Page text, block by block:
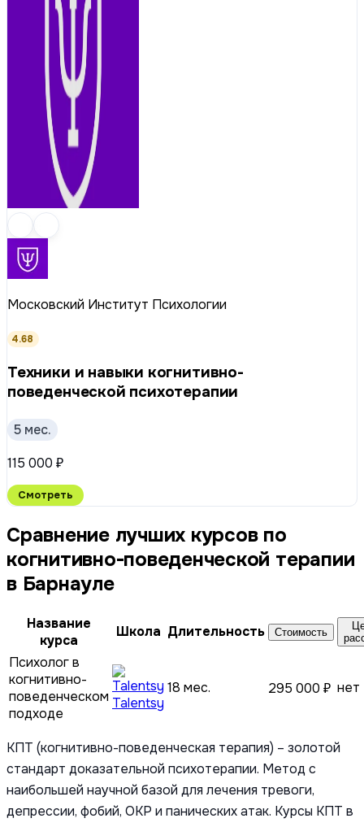
Московский Институт Психологии
4.68
Техники и навыки когнитивно-
поведенческой психотерапии
5 мес.
115 000 ₽
Смотреть
Сравнение лучших курсов по
когнитивно-поведенческой терапии
в Барнауле
Название
курса
Школа Длительность Стоимость
Психолог в
когнитивно-
поведенческом
подходе
Talentsy
18 мес. 295 000 ₽ нет
КПТ (когнитивно-поведенческая терапия) – золотой
стандарт доказательной психотерапии. Метод с
наибольшей научной базой для лечения тревоги,
депрессии, фобий, ОКР и панических атак. Курсы КПТ в